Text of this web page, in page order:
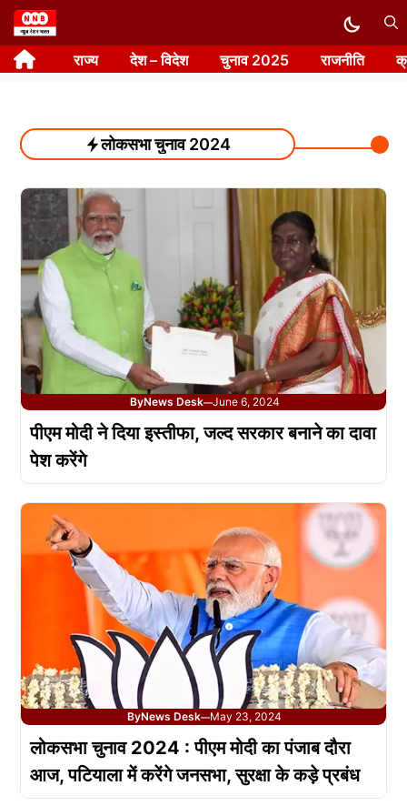
Skip
to
content राज्य देश – विदेश चुनाव 2025 राजनीति
लोकसभा चुनाव 2024
ByNews Desk—June 6, 2024
पीएम मोदी ने दिया इस्तीफा, जल्द सरकार बनाने का दावा
पेश करेंगे
ByNews Desk—May 23, 2024
लोकसभा चुनाव 2024 : पीएम मोदी का पंजाब दौरा
आज, पटियाला में करेंगे जनसभा, सुरक्षा के कड़े प्रबंध